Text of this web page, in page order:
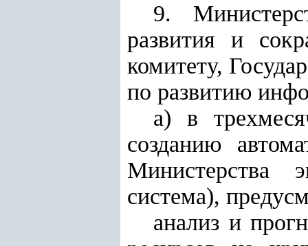
9.
развития и
комитету,
по развитию
а) в
созданию
Министерства
система),
анализ и